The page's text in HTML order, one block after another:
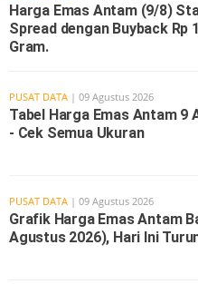
Harga Emas Antam (9/8)
Spread dengan Buyback Rp
Gram.
PUSAT DATA | 09 Agustus 2026
Tabel Harga Emas Antam 9
- Cek Semua Ukuran
PUSAT DATA | 09 Agustus 2026
Grafik Harga Emas Antam
Agustus 2026), Hari Ini